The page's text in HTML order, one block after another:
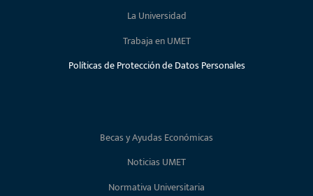
La Universidad
Trabaja en UMET
Políticas de Protección de Datos Personales
Becas y Ayudas Económicas
Noticias UMET
Normativa Universitaria